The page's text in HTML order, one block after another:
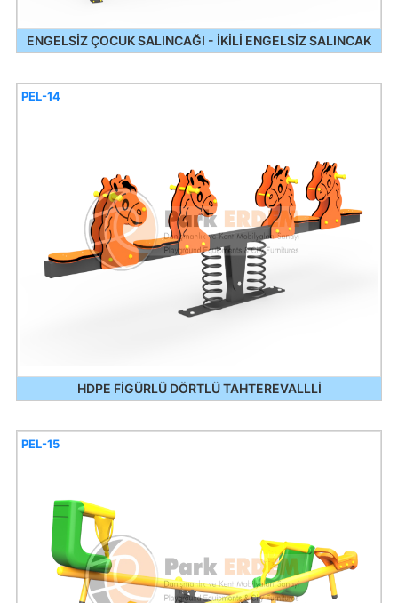
ENGELSİZ ÇOCUK SALINCAĞI - İKİLİ ENGELSİZ SALINCAK
HDPE FİGÜRLÜ DÖRTLÜ TAHTEREVALLLİ
PEL-14
PEL-15